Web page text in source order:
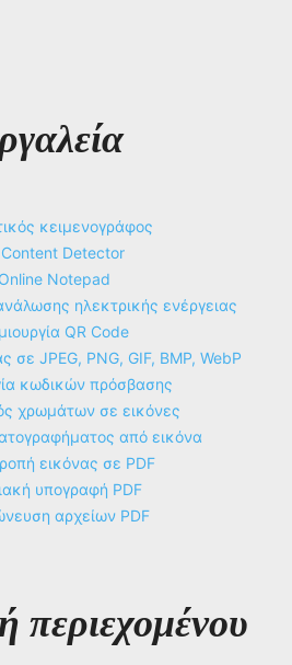
κειμενογράφος
Detector
Online Notepad
ηλεκτρικής ενέργειας
QR Code
σε JPEG, PNG, GIF, BMP, WebP
κωδικών πρόσβασης
χρωμάτων σε εικόνες
από εικόνα
εικόνας σε PDF
υπογραφή PDF
αρχείων PDF
περιεχομένου